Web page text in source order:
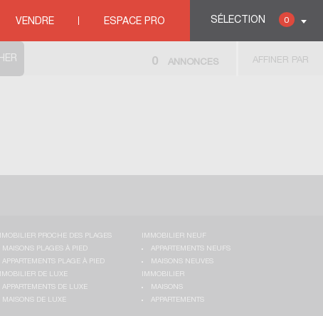
SÉLECTION 0
VENDRE ESPACE PRO
AFFINER PAR
0 ANNONCES
PROCHE DES PLAGES
MAISONS PLAGES À PIED
APPARTEMENTS PLAGE À PIED
IMMOBILIER NEUF
APPARTEMENTS NEUFS
MAISONS NEUVES
DE LUXE
APPARTEMENTS DE LUXE
MAISONS DE LUXE
IMMOBILIER
MAISONS
APPARTEMENTS